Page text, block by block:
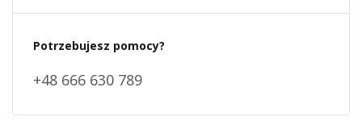
Potrzebujesz pomocy?
+48 666 630 789